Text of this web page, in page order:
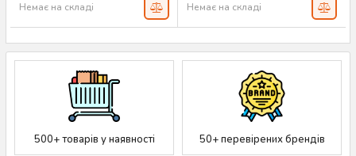
Немає на складі Немає на складі
500+ товарів у наявності 50+ перевірених брендів